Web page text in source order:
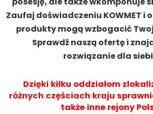
Zaufaj doświadczeniu KOWMET i
produkty mogą wzbogacić
Sprawdź naszą ofertę i
rozwiązanie dla
Dzięki kilku oddziałom
różnych częściach kraju
także inne rejony